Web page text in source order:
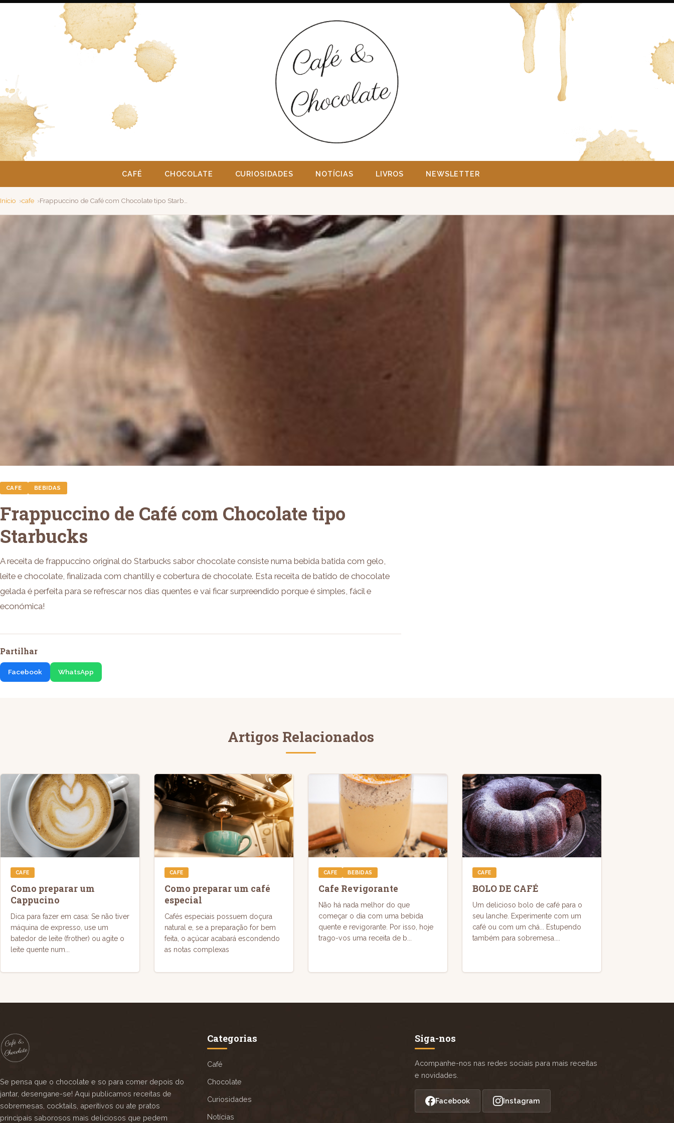
CAFÉ CHOCOLATE CURIOSIDADES NOTÍCIAS LIVROS NEWSLETTER
Início cafe
CAFE BEBIDAS
Frappuccino de Café com Chocolate tipo
Starbucks
A receita de frappuccino original do Starbucks sabor chocolate consiste numa bebida batida com gelo,
leite e chocolate, finalizada com chantilly e cobertura de chocolate. Esta receita de batido de chocolate
gelada é perfeita para se refrescar nos dias quentes e vai ficar surpreendido porque é simples, fácil e
económica!
Partilhar
Facebook WhatsApp
Artigos Relacionados
CAFE
Como preparar um
Cappucino
Dica para fazer em casa: Se não tiver
máquina de expresso, use um
batedor de leite (frother) ou agite o
leite quente num...
CAFE
Como preparar um café
especial
Cafés especiais possuem doçura
natural e, se a preparação for bem
feita, o açúcar acabará escondendo
as notas complexas
CAFE BEBIDAS
Cafe Revigorante
Não há nada melhor do que
começar o dia com uma bebida
quente e revigorante. Por isso, hoje
trago-vos uma receita de b...
CAFE
BOLO DE CAFÉ
Um delicioso bolo de café para o
seu lanche. Experimente com um
café ou com um chá... Estupendo
também para sobremesa....
Se pensa que o chocolate e so para comer depois do
jantar, desengane-se! Aqui publicamos receitas de
sobremesas, cocktails, aperitivos ou ate pratos
principais saborosos mais deliciosos que pedem
Categorias
Café
Chocolate
Curiosidades
Notícias
Siga-nos
Acompanhe-nos nas redes sociais para mais receitas
e novidades.
Facebook Instagram